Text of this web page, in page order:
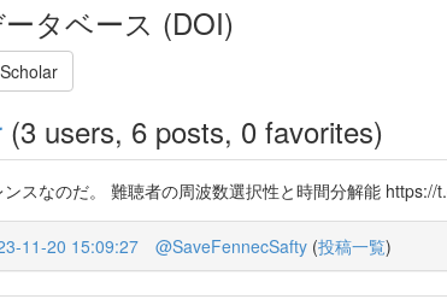
タベース (DOI)
(3 users, 6 posts, 0 favorites)
ンスなのだ。 難聴者の周波数選択性と時間分解能 https://
11-20 15:09:27 @SaveFennecSafty (投稿一覧)